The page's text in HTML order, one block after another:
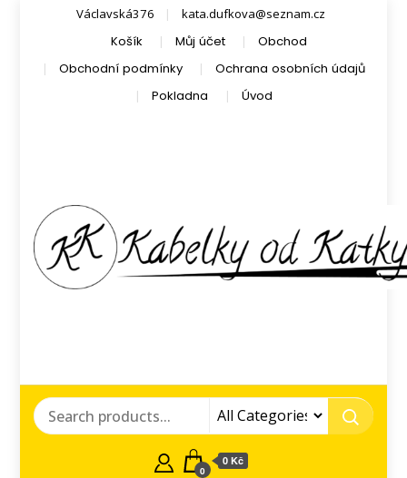
Václavská376 kata.dufkova@seznam.cz
Košík Můj účet
Obchod
Obchodní podmínky
Ochrana osobních údajů
Pokladna
Úvod
0
0 Kč